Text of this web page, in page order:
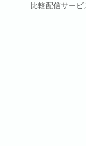
比較配信サービ